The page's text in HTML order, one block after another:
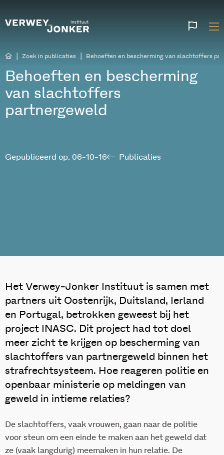
Zoek in publicaties Behoeften en bescherming van slachtoffers
Behoeften en bescherming
van slachtoffers
partnergeweld
Publicaties
Gepubliceerd op: 06-10-16
Het Verwey-Jonker Instituut is samen met
partners uit Oostenrijk, Duitsland, Ierland
en Portugal, betrokken geweest bij het
project INASC. Dit project had tot doel
meer zicht te krijgen op bescherming van
slachtoffers van partnergeweld binnen het
strafrechtsysteem. Hoe reageren politie en
openbaar ministerie op meldingen van
geweld in intieme relaties?
De slachtoffers, vaak vrouwen, gaan naar de politie
voor steun om een einde te maken aan het geweld dat
ze (vaak langdurig) meemaken in hun relatie. De